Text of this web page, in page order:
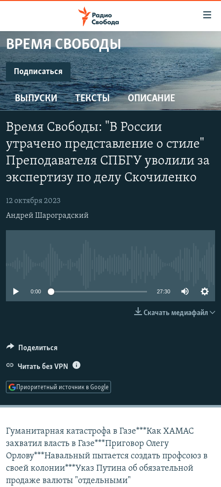
упрощенного
доступа
Вернуться
к
основному
содержанию
Вернутся
главной
навигации
поиску
ПРОГРАММЫ
ПОДКАСТЫ
АВТОРСКИЕ ПРОЕКТЫ
ЦИТАТЫ СВОБОДЫ
МНЕНИЯ
КУЛЬТУРА
IDEL.РЕАЛИИ
КАВКАЗ.РЕАЛИИ
СЕВЕР.РЕАЛИИ
СИБИРЬ.РЕАЛИИ
РАСПИСАНИЕ ВЕЩАНИЯ
ВРЕМЯ СВОБОДЫ
Подписаться
ПОДПИСАТЬСЯ
SoundCloud
CastBox
YouTube
Подписаться
ВЫПУСКИ ТЕКСТЫ ОПИСАНИЕ
Время Свободы: "В России
утрачено представление о стиле"
Преподавателя СПБГУ уволили за
экспертизу по делу Скочиленко
12 октября 2023
Андрей Шароградский
0:00 27:30
Скачать медиафайл
Поделиться
Читать без VPN
Приоритетный источник в Google
Гуманитарная катастрофа в Газе***Как ХАМАС
захватил власть в Газе***Приговор Олегу
Орлову***Навальный пытается создать профсоюз в
своей колонии***Указ Путина об обязательной
продаже валюты "отдельными"